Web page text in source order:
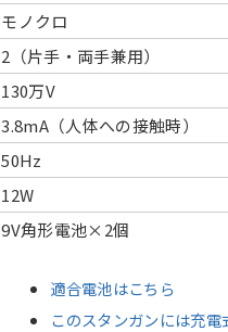
モノクロ
2（片手・両手兼用）
130万V
3.8mA（人体への接触時）
50Hz
12W
9V角形電池×2個
適合電池はこちら
このスタンガンには充電